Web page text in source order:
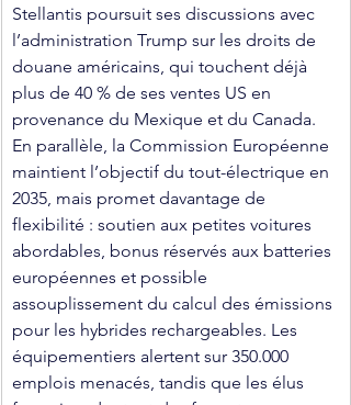
Stellantis poursuit ses discussions avec
l’administration Trump sur les droits de
douane américains, qui touchent déjà
plus de 40 % de ses ventes US en
provenance du Mexique et du Canada.
En parallèle, la Commission Européenne
maintient l’objectif du tout-électrique en
2035, mais promet davantage de
flexibilité : soutien aux petites voitures
abordables, bonus réservés aux batteries
européennes et possible
assouplissement du calcul des émissions
pour les hybrides rechargeables. Les
équipementiers alertent sur 350.000
emplois menacés, tandis que les élus